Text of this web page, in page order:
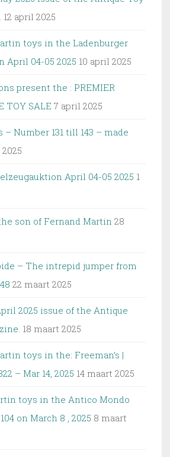
12 april 2025
toys in the Ladenburger
April 04-05 2025 10 april 2025
present the : PREMIER
TOY SALE 7 april 2025
– Number 131 till 143 – made
April 04-05 2025 1
son of Fernand Martin 28
– The intrepid jumper from
22 maart 2025
2025 issue of the Antique
18 maart 2025
toys in the: Freeman’s |
– Mar 14, 2025 14 maart 2025
toys in the Antico Mondo
on March 8 , 2025 8 maart